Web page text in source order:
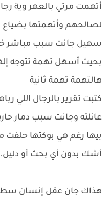
أتهمت مرتي بالعهر وية
لصالحهم وأتهمتها
سهيل جانت سبب مباشر
بحيث أسهل تهمة تتوجه
هالتهمة تهمة ثانية
كتبت تقرير بالرجال اللي
عائلته وجانت سبب دمار
بيها رغم هي بوكتها حلفت
أشك بدون أي بحث أو
​هذاك جان عقل إنسان